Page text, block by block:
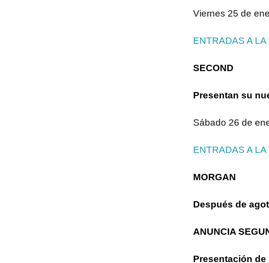
Viernes 25 de
ENTRADAS A LA
SECOND
Presentan su
Sábado 26 de
ENTRADAS A LA
MORGAN
Después de
ANUNCIA
Presentación de